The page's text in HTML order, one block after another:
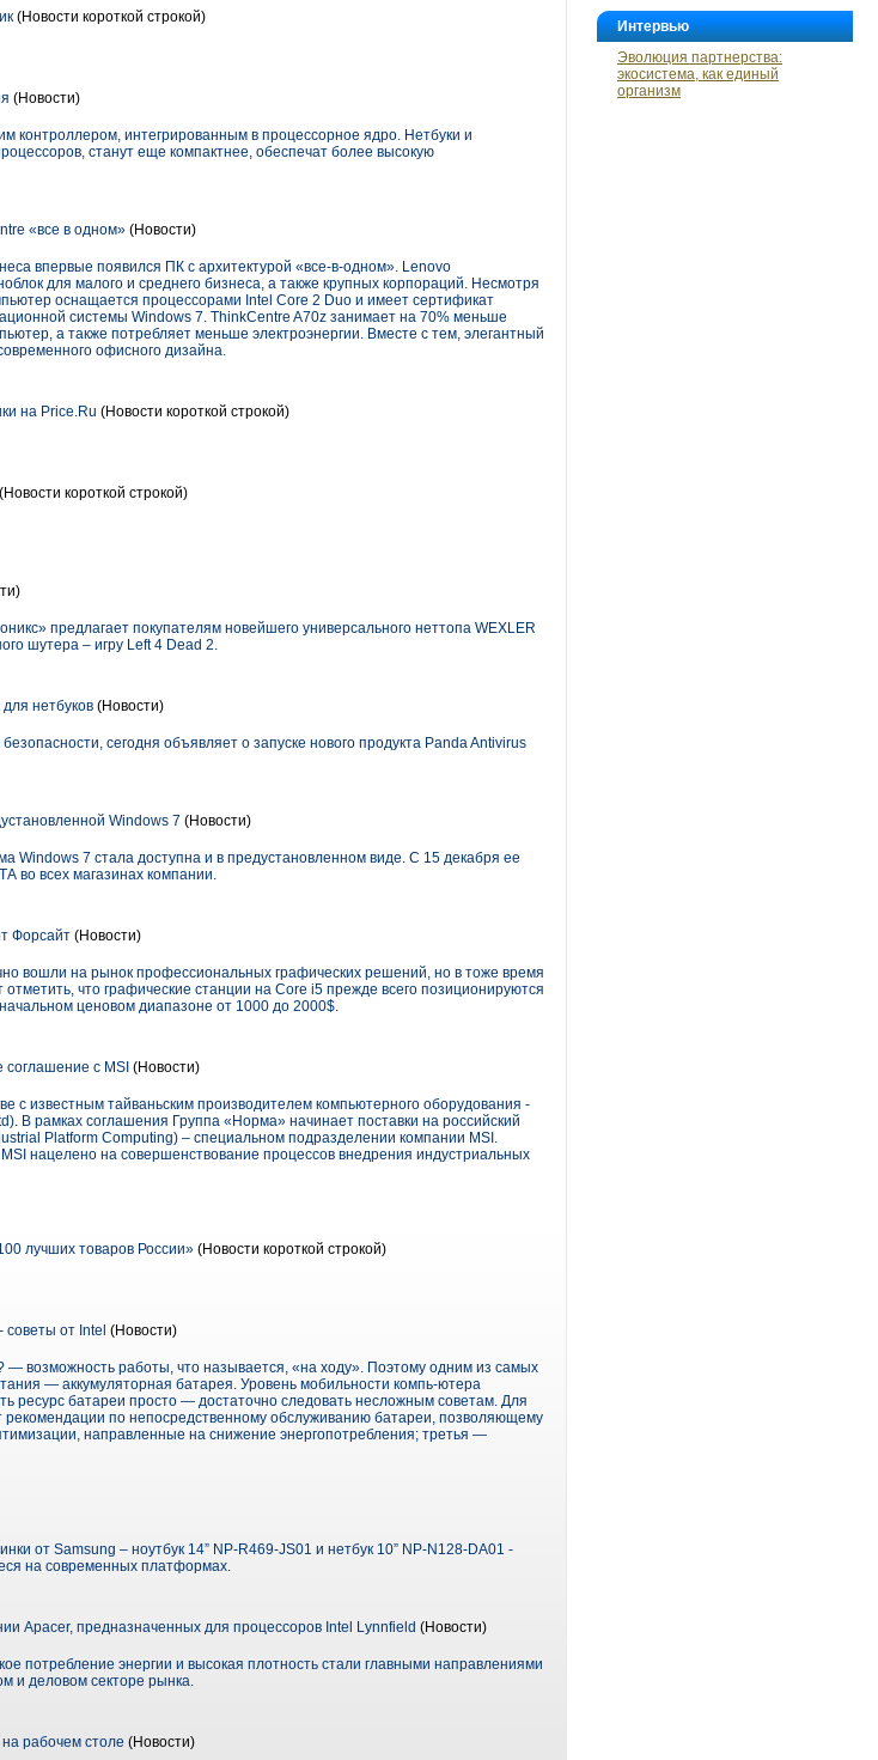
Интервью
Эволюция партнерства:
экосистема, как единый
организм
(Новости короткой строкой)
(Новости)
контроллером, интегрированным в процессорное ядро. Нетбуки и
станут еще компактнее, обеспечат более высокую
«все в одном» (Новости)
впервые появился ПК с архитектурой «все-в-одном». Lenovo
для малого и среднего бизнеса, а также крупных корпораций. Несмотря
оснащается процессорами Intel Core 2 Duo и имеет сертификат
системы Windows 7. ThinkCentre A70z занимает на 70% меньше
а также потребляет меньше электроэнергии. Вместе с тем, элегантный
офисного дизайна.
на Price.Ru (Новости короткой строкой)
(Новости короткой строкой)
предлагает покупателям новейшего универсального неттопа WEXLER
шутера – игру Left 4 Dead 2.
нетбуков (Новости)
сегодня объявляет о запуске нового продукта Panda Antivirus
Windows 7 (Новости)
Windows 7 стала доступна и в предустановленном виде. С 15 декабря ее
во всех магазинах компании.
Форсайт (Новости)
вошли на рынок профессиональных графических решений, но в тоже время
что графические станции на Core i5 прежде всего позиционируются
ценовом диапазоне от 1000 до 2000$.
с MSI (Новости)
с известным тайваньским производителем компьютерного оборудования -
В рамках соглашения Группа «Норма» начинает поставки на российский
Platform Computing) – специальном подразделении компании MSI.
нацелено на совершенствование процессов внедрения индустриальных
лучших товаров России» (Новости короткой строкой)
от Intel (Новости)
возможность работы, что называется, «на ходу». Поэтому одним из самых
— аккумуляторная батарея. Уровень мобильности компь-ютера
ресурс батареи просто — достаточно следовать несложным советам. Для
по непосредственному обслуживанию батареи, позволяющему
направленные на снижение энергопотребления; третья —
от Samsung – ноутбук 14” NP-R469-JS01 и нетбук 10” NP-N128-DA01 -
на современных платформах.
Apacer, предназначенных для процессоров Intel Lynnfield (Новости)
потребление энергии и высокая плотность стали главными направлениями
и деловом секторе рынка.
рабочем столе (Новости)